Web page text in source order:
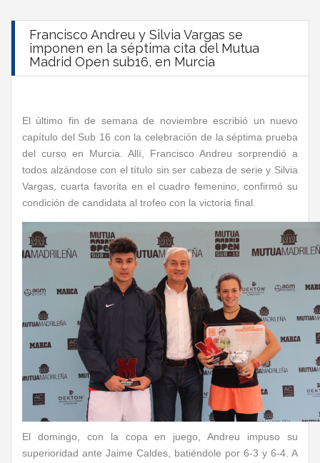
Francisco Andreu y Silvia Vargas se
imponen en la séptima cita del Mutua
Madrid Open sub16, en Murcia
El último fin de semana de noviembre escribió un nuevo
capítulo del Sub 16 con la celebración de la séptima prueba
del curso en Murcia. Allí, Francisco Andreu sorprendió a
todos alzándose con el título sin ser cabeza de serie y Silvia
Vargas, cuarta favorita en el cuadro femenino, confirmó su
condición de candidata al trofeo con la victoria final.
El domingo, con la copa en juego, Andreu impuso su
superioridad ante Jaime Caldes, batiéndole por 6-3 y 6-4. A